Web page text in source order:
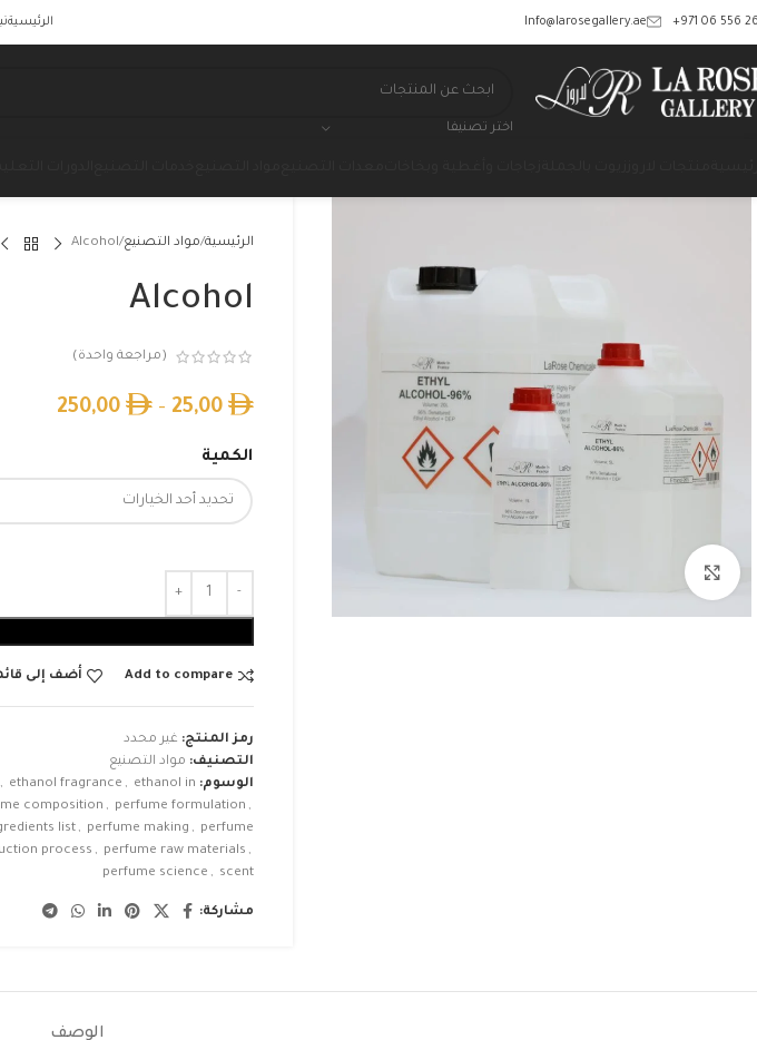
‎+971 06 556
Info@larosegallery.ae الرئيسية
اختر تصنيفا
الرئيسية مواد التصنيع Alcohol
Alcohol
(مراجعة واحدة)
25,00
–
250,00
الكمية
Add to compare أضف إلى
رمز المنتج: غير محدد
التصنيف: مواد التصنيع
الوسوم:
, ethanol fragrance , ethanol in
composition , perfume formulation ,
list , perfume making ,
perfume
process , perfume raw materials ,
perfume science , scent
مشاركة:
الوصف